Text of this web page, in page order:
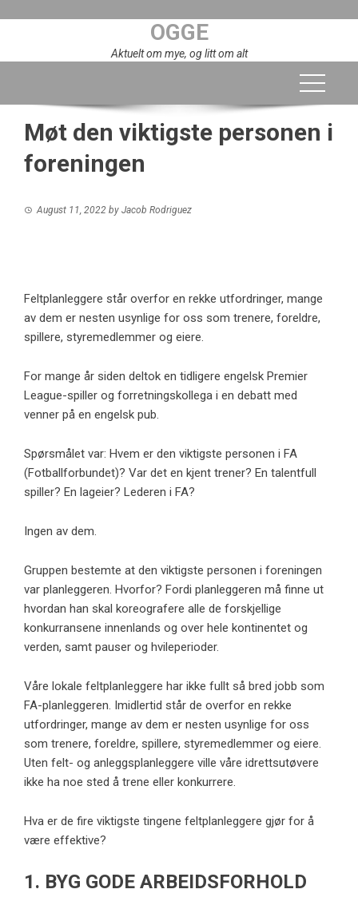
OGGE
Aktuelt om mye, og litt om alt
Møt den viktigste personen i
foreningen
August 11, 2022 by Jacob Rodriguez
Feltplanleggere står overfor en rekke utfordringer, mange
av dem er nesten usynlige for oss som trenere, foreldre,
spillere, styremedlemmer og eiere.
For mange år siden deltok en tidligere engelsk Premier
League-spiller og forretningskollega i en debatt med
venner på en engelsk pub.
Spørsmålet var: Hvem er den viktigste personen i FA
(Fotballforbundet)? Var det en kjent trener? En talentfull
spiller? En lageier? Lederen i FA?
Ingen av dem.
Gruppen bestemte at den viktigste personen i foreningen
var planleggeren. Hvorfor? Fordi planleggeren må finne ut
hvordan han skal koreografere alle de forskjellige
konkurransene innenlands og over hele kontinentet og
verden, samt pauser og hvileperioder.
Våre lokale feltplanleggere har ikke fullt så bred jobb som
FA-planleggeren. Imidlertid står de overfor en rekke
utfordringer, mange av dem er nesten usynlige for oss
som trenere, foreldre, spillere, styremedlemmer og eiere.
Uten felt- og anleggsplanleggere ville våre idrettsutøvere
ikke ha noe sted å trene eller konkurrere.
Hva er de fire viktigste tingene feltplanleggere gjør for å
være effektive?
1. BYG GODE ARBEIDSFORHOLD